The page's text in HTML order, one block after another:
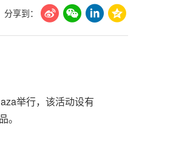
分享到：
举行，该活动设有
。